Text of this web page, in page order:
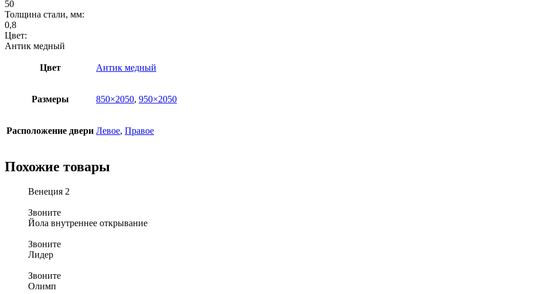
50
Толщина стали, мм:
0,8
Цвет:
Антик медный
Цвет Антик медный
Размеры 850×2050, 950×2050
Расположение двери Левое, Правое
Похожие товары
Венеция 2
Звоните
Йола внутреннее открывание
Звоните
Лидер
Звоните
Олимп